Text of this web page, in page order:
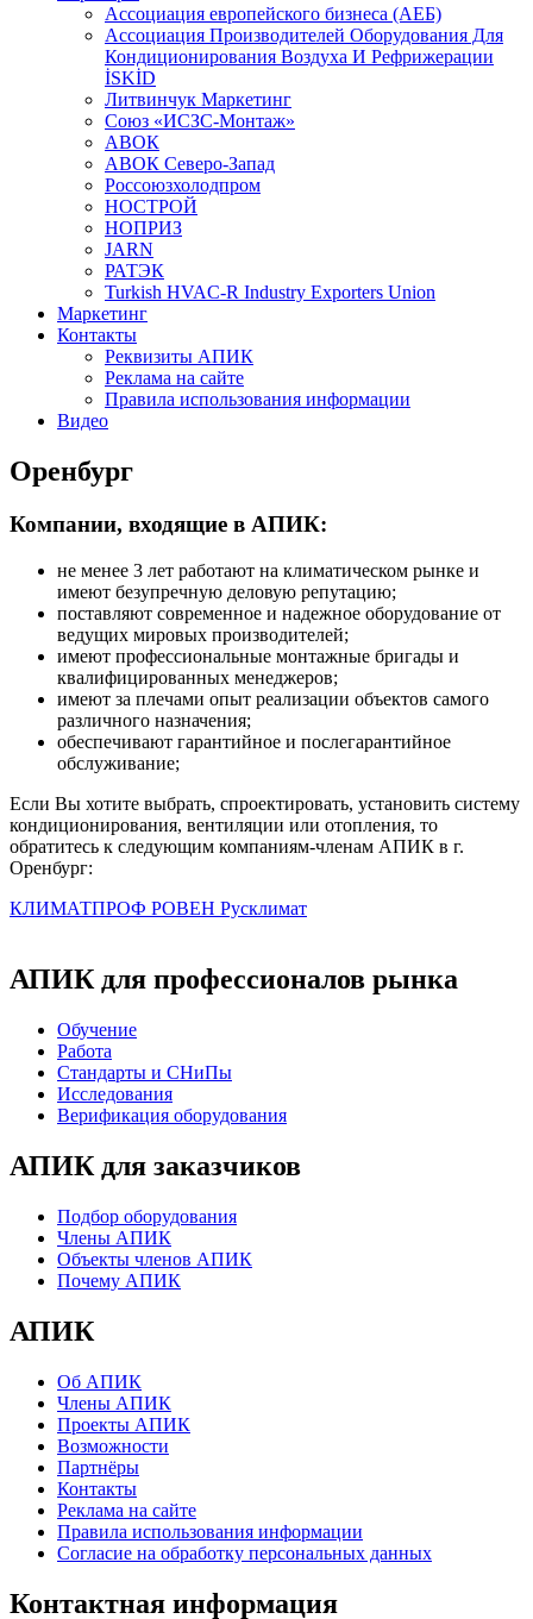
Ассоциация европейского бизнеса (АЕБ)
Aссоциация Производителей Оборудования Для
Кондиционирования Воздуха И Рефрижерации
İSKİD
Литвинчук Маркетинг
Союз «ИСЗС-Монтаж»
АВОК
АВОК Северо-Запад
Россоюзхолодпром
НОСТРОЙ
НОПРИЗ
JARN
РАТЭК
Turkish HVAC-R Industry Exporters Union
Маркетинг
Контакты
Реквизиты АПИК
Реклама на сайте
Правила использования информации
Видео
Оренбург
Компании, входящие в АПИК:
не менее 3 лет работают на климатическом рынке и
имеют безупречную деловую репутацию;
поставляют современное и надежное оборудование от
ведущих мировых производителей;
имеют профессиональные монтажные бригады и
квалифицированных менеджеров;
имеют за плечами опыт реализации объектов самого
различного назначения;
обеспечивают гарантийное и послегарантийное
обслуживание;
Если Вы хотите выбрать, спроектировать, установить систему
кондиционирования, вентиляции или отопления, то
обратитесь к следующим компаниям-членам АПИК в г.
Оренбург:
КЛИМАТПРОФ РОВЕН Русклимат
АПИК для профессионалов рынка
Обучение
Работа
Стандарты и СНиПы
Исследования
Верификация оборудования
АПИК для заказчиков
Подбор оборудования
Члены АПИК
Объекты членов АПИК
Почему АПИК
АПИК
Об АПИК
Члены АПИК
Проекты АПИК
Возможности
Партнёры
Контакты
Реклама на сайте
Правила использования информации
Согласие на обработку персональных данных
Контактная информация